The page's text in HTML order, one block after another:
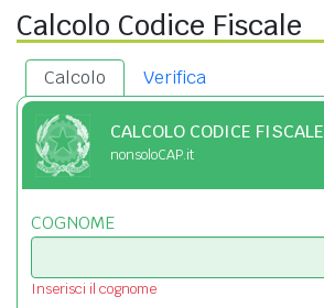
Calcolo Codice Fiscale
Calcolo Verifica
CALCOLO CODICE FISCALE
nonsoloCAP.it
COGNOME
Inserisci il cognome